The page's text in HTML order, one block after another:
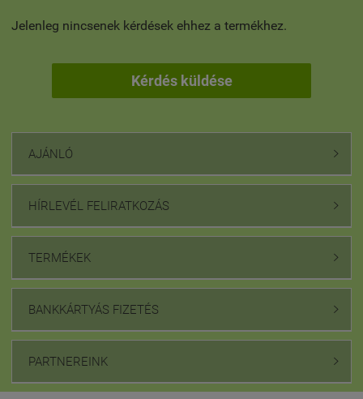
Jelenleg nincsenek kérdések ehhez a termékhez.
Kérdés küldése
AJÁNLÓ 
HÍRLEVÉL FELIRATKOZÁS 
TERMÉKEK 
BANKKÁRTYÁS FIZETÉS 
PARTNEREINK 